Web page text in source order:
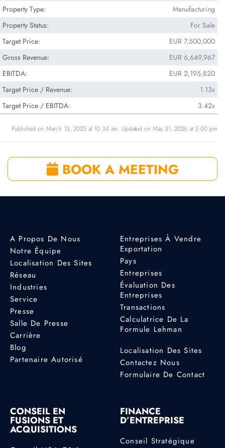
Property Type:
Manufacturing
Property Status:
For Sale
Target Price:
EUR 7,500,000
Gross Revenue:
EUR 6,649,967
EBITDA:
EUR 2,195,820
Target Price / Revenue:
1.13x
Target Price / EBITDA:
3.42x
Published on March 13, 2025 at 10:34 am. Updated on May 31, 2026 at 3:00 pm
BOOK A MEETING
A Propos De Nous
Notre Équipe
Localisation Des Sites
Réseau
Industries
Service
Presse
Salle De Presse
Carrière
Blog
Partenaire Autorisé
Entreprises À Vendre
Exportation
Pays
Entreprises
Évaluation Des
Entreprises
Transactions
Calculatrice De La
Formule Lehman
Localisation Des Sites
Contactez Nous
Formulaire De Contact
CONSEIL EN
FUSIONS ET
ACQUISITIONS
FINANCE
D’ENTREPRISE
Conseil Stratégique